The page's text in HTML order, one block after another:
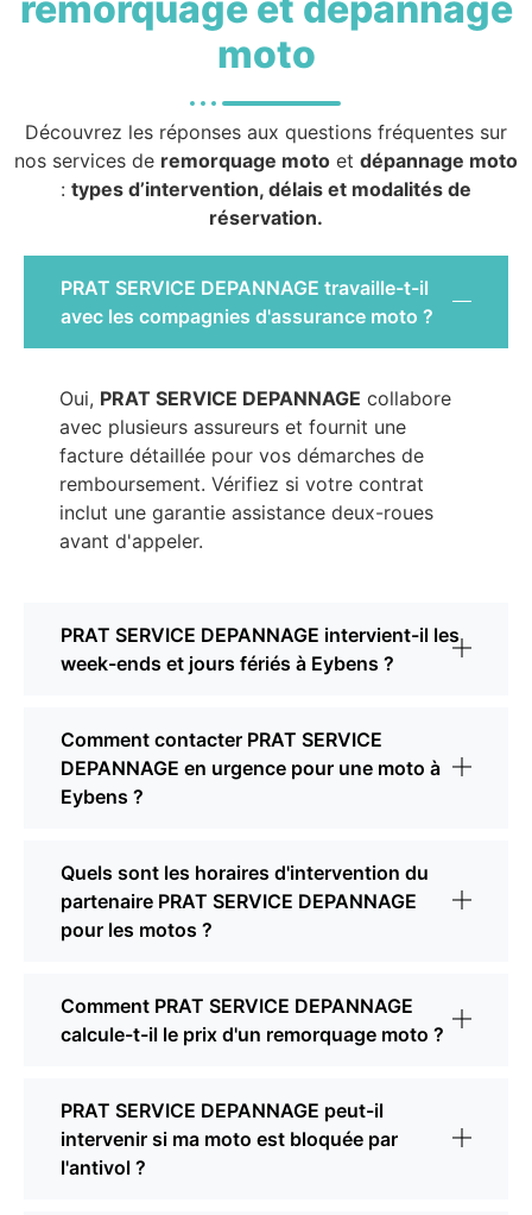
moto
Découvrez les réponses aux questions fréquentes sur
nos services de remorquage moto et dépannage moto
: types d’intervention, délais et modalités de
réservation.
PRAT SERVICE DEPANNAGE travaille-t-il
avec les compagnies d'assurance moto ?
Oui, PRAT SERVICE DEPANNAGE collabore
avec plusieurs assureurs et fournit une
facture détaillée pour vos démarches de
remboursement. Vérifiez si votre contrat
inclut une garantie assistance deux-roues
avant d'appeler.
PRAT SERVICE DEPANNAGE intervient-il les
week-ends et jours fériés à Eybens ?
Comment contacter PRAT SERVICE
DEPANNAGE en urgence pour une moto à
Eybens ?
Quels sont les horaires d'intervention du
partenaire PRAT SERVICE DEPANNAGE
pour les motos ?
Comment PRAT SERVICE DEPANNAGE
calcule-t-il le prix d'un remorquage moto ?
PRAT SERVICE DEPANNAGE peut-il
intervenir si ma moto est bloquée par
l'antivol ?